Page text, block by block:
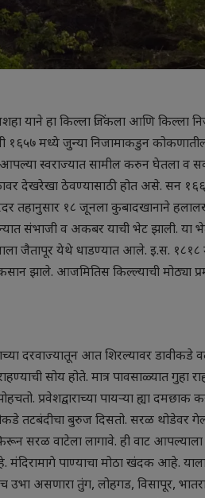
याने हा किल्ला जिंकला आणि किल्ला
१६५७ मध्ये जुन्या निजामाकडुन
स्वराज्यात सामील करुन घेतला व
देखरेखा ठेवण्यासाठी होत असे. सन
तहानुसार १८ जूनला कुबादखानाने
संभाजी व अकबर याची भेट झाली. या
जैतापूर येथे धाडण्यात आले. इ.स. १८१८
झाले. आजमितिस किल्ल्याची मोठ्या
दरवाज्यातून आत शिरल्यावर
सोय होते. मात्र पावसाळ्यात गुहा
प्रवेशद्वाराच्या पायऱ्या ह्या
तटबंदीचा बुरुज दिसतो. सरळ थोडेवर
सरळ वाटेला लागावे. ही वाट आपल्याला
पाण्याचा मोठा खंदक आहे.
असणारा तुंग, लोहगड, विसापूर,